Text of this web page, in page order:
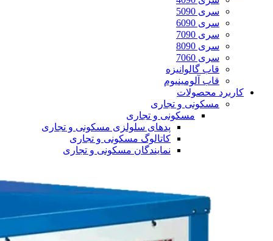
سری 5090
سری 6090
سری 7090
سری 8090
سری 7060
قاب گالوانیزه
قاب آلومینیوم
کاربرد محصولات
مسکونی و تجاری
مسکونی و تجاری
پدهای سلولزی مسکونی و تجاری
کاتالوگ مسکونی و تجاری
نمایندگان مسکونی و تجاری